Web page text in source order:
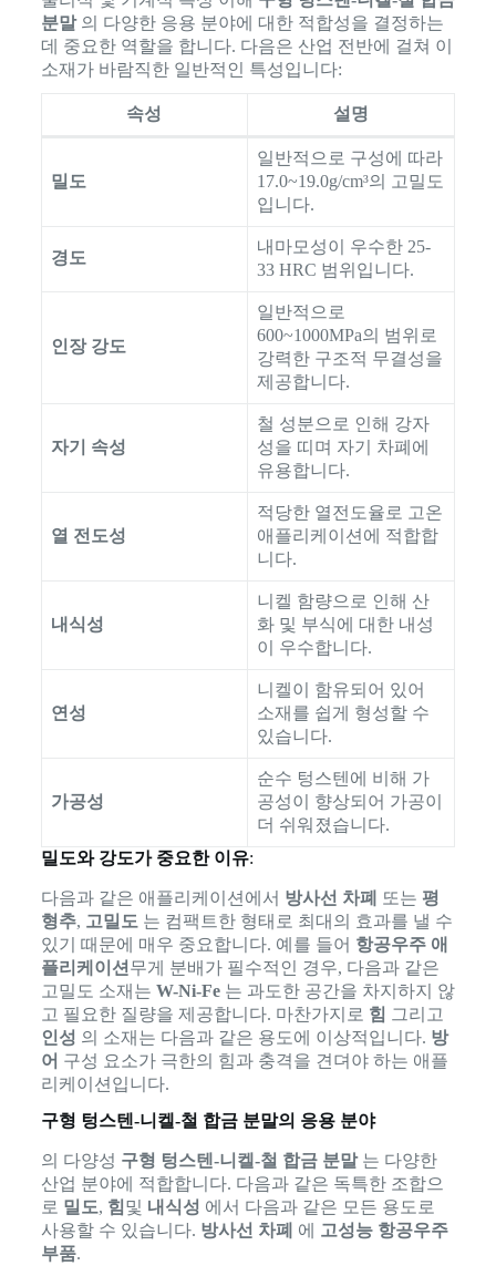
분말의 다양한 응용 분야에 대한 적합성을 결정하는
데 중요한 역할을 합니다. 다음은 산업 전반에 걸쳐 이
소재가 바람직한 일반적인 특성입니다:
속성 설명
밀도
일반적으로 구성에 따라
17.0~19.0g/cm³의 고밀도
입니다.
경도
내마모성이 우수한 25-
33 HRC 범위입니다.
인장 강도
일반적으로
600~1000MPa의 범위로
강력한 구조적 무결성을
제공합니다.
자기 속성
철 성분으로 인해 강자
성을 띠며 자기 차폐에
유용합니다.
열 전도성
적당한 열전도율로 고온
애플리케이션에 적합합
니다.
내식성
니켈 함량으로 인해 산
화 및 부식에 대한 내성
이 우수합니다.
연성
니켈이 함유되어 있어
소재를 쉽게 형성할 수
있습니다.
가공성
순수 텅스텐에 비해 가
공성이 향상되어 가공이
더 쉬워졌습니다.
밀도와 강도가 중요한 이유:
다음과 같은 애플리케이션에서 방사선 차폐 또는 평
형추, 고밀도 는 컴팩트한 형태로 최대의 효과를 낼 수
있기 때문에 매우 중요합니다. 예를 들어 항공우주 애
플리케이션 무게 분배가 필수적인 경우, 다음과 같은
고밀도 소재는 W-Ni-Fe는 과도한 공간을 차지하지 않
고 필요한 질량을 제공합니다. 마찬가지로 힘 그리고
인성 의 소재는 다음과 같은 용도에 이상적입니다. 방
어 구성 요소가 극한의 힘과 충격을 견뎌야 하는 애플
리케이션입니다.
구형 텅스텐-니켈-철 합금 분말의 응용 분야
의 다양성 구형 텅스텐-니켈-철 합금 분말는 다양한
산업 분야에 적합합니다. 다음과 같은 독특한 조합으
로 밀도, 힘 및 내식성 에서 다음과 같은 모든 용도로
사용할 수 있습니다. 방사선 차폐 에
고성능 항공우주
부품.